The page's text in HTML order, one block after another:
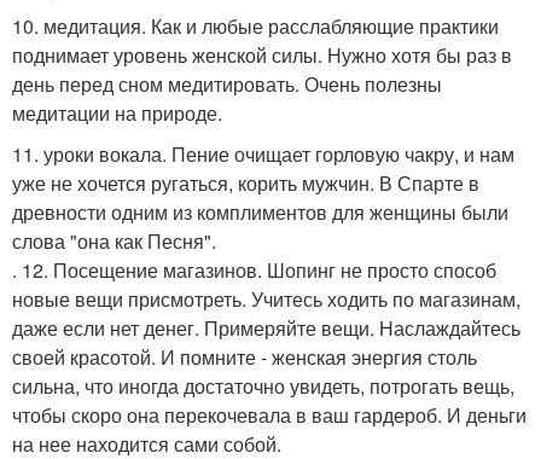
10. медитация. Как и любые расслабляющие практики
поднимает уровень женской силы. Нужно хотя бы раз в
день перед сном медитировать. Очень полезны
медитации на природе.
11. уроки вокала. Пение очищает горловую чакру, и нам
уже не хочется ругаться, корить мужчин. В Спарте в
древности одним из комплиментов для женщины были
слова "она как Песня".
. 12. Посещение магазинов. Шопинг не просто способ
новые вещи присмотреть. Учитесь ходить по магазинам,
даже если нет денег. Примеряйте вещи. Наслаждайтесь
своей красотой. И помните - женская энергия столь
сильна, что иногда достаточно увидеть, потрогать вещь,
чтобы скоро она перекочевала в ваш гардероб. И деньги
на нее находится сами собой.